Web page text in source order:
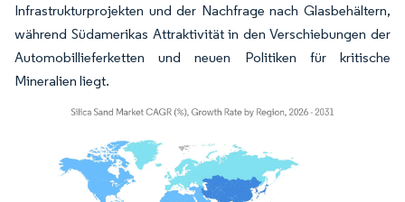
Infrastrukturprojekten und der Nachfrage nach Glasbehältern,
während Südamerikas Attraktivität in den Verschiebungen der
Automobillieferketten und neuen Politiken für kritische
Mineralien liegt.